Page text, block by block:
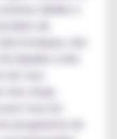
dédiés à
de
des
liquides à des
chez Avap,
tous les
programme de